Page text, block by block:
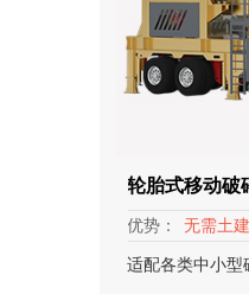
轮胎式移动破
优势： 无需土
适配各类中小型